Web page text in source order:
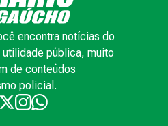
encontra notícias do
utilidade pública, muito
de conteúdos
policial.